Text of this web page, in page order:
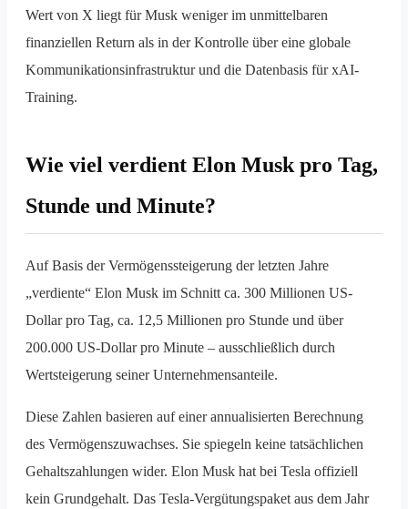
Wert von X liegt für Musk weniger im unmittelbaren
finanziellen Return als in der Kontrolle über eine globale
Kommunikationsinfrastruktur und die Datenbasis für xAI-
Training.
Wie viel verdient Elon Musk pro Tag,
Stunde und Minute?
Auf Basis der Vermögenssteigerung der letzten Jahre
„verdiente“ Elon Musk im Schnitt ca. 300 Millionen US-
Dollar pro Tag, ca. 12,5 Millionen pro Stunde und über
200.000 US-Dollar pro Minute – ausschließlich durch
Wertsteigerung seiner Unternehmensanteile.
Diese Zahlen basieren auf einer annualisierten Berechnung
des Vermögenszuwachses. Sie spiegeln keine tatsächlichen
Gehaltszahlungen wider. Elon Musk hat bei Tesla offiziell
kein Grundgehalt. Das Tesla-Vergütungspaket aus dem Jahr